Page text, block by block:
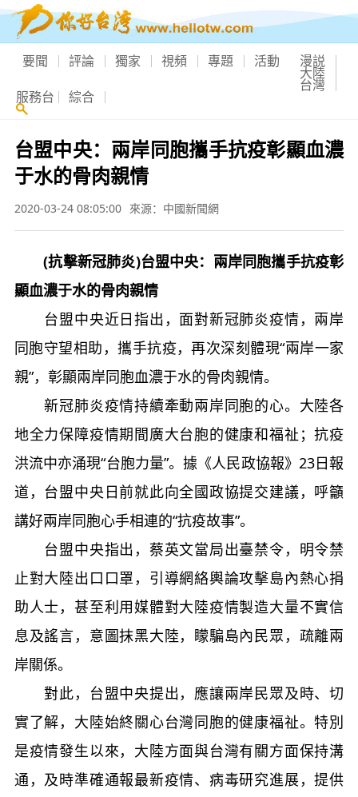
要聞 評論 獨家 視頻 專題 活動 漫説
大陸
台灣
服務台 綜合
台盟中央：兩岸同胞攜手抗疫彰顯血濃
于水的骨肉親情
2020-03-24 08:05:00 來源：中國新聞網
(抗擊新冠肺炎)台盟中央：兩岸同胞攜手抗疫彰
顯血濃于水的骨肉親情
台盟中央近日指出，面對新冠肺炎疫情，兩岸
同胞守望相助，攜手抗疫，再次深刻體現“兩岸一家
親”，彰顯兩岸同胞血濃于水的骨肉親情。
新冠肺炎疫情持續牽動兩岸同胞的心。大陸各
地全力保障疫情期間廣大台胞的健康和福祉；抗疫
洪流中亦涌現“台胞力量”。據《人民政協報》23日報
道，台盟中央日前就此向全國政協提交建議，呼籲
講好兩岸同胞心手相連的“抗疫故事”。
台盟中央指出，蔡英文當局出臺禁令，明令禁
止對大陸出口口罩，引導網絡輿論攻擊島內熱心捐
助人士，甚至利用媒體對大陸疫情製造大量不實信
息及謠言，意圖抹黑大陸，矇騙島內民眾，疏離兩
岸關係。
對此，台盟中央提出，應讓兩岸民眾及時、切
實了解，大陸始終關心台灣同胞的健康福祉。特別
是疫情發生以來，大陸方面與台灣有關方面保持溝
通，及時準確通報最新疫情、病毒研究進展，提供